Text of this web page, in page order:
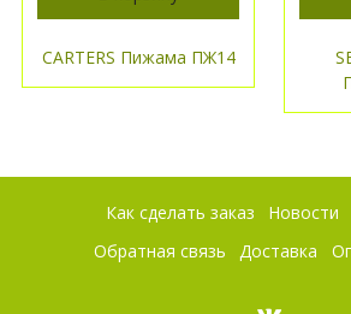
CARTERS Пижама ПЖ14
Как сделать заказ Новости
Обратная связь
Доставка